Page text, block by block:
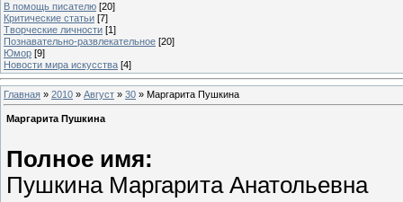
В помощь писателю [20]
Критические статьи [7]
Творческие личности [1]
Познавательно-развлекательное [20]
Юмор [9]
Новости мира искусства [4]
Главная » 2010 » Август » 30 » Маргарита Пушкина
Маргарита Пушкина
Полное имя:
Пушкина Маргарита Анатольевна